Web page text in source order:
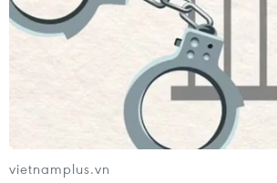
vietnamplus.vn